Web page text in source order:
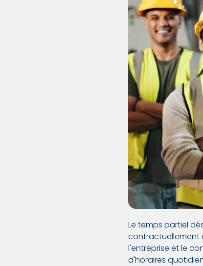
Le temps partiel
contractuellement
l'entreprise et le
d'horaires